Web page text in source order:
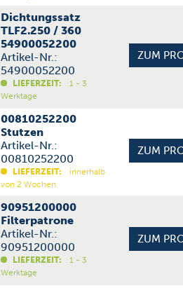
Dichtungssatz
TLF2.250 / 360
54900052200
Artikel-Nr.:
54900052200
LIEFERZEIT:
1 - 3
Werktage
00810252200
Stutzen
Artikel-Nr.:
00810252200
LIEFERZEIT:
innerhalb
von 2 Wochen
90951200000
Filterpatrone
Artikel-Nr.:
90951200000
LIEFERZEIT:
1 - 3
Werktage